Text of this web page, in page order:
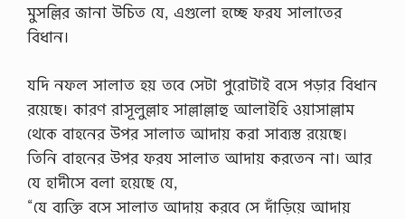
মুসল্লির জানা উচিত যে, এগুলো হচ্ছে ফরয সালাতের
বিধান।
যদি নফল সালাত হয় তবে সেটা পুরোটাই বসে পড়ার বিধান
রয়েছে। কারণ রাসূলুল্লাহ সাল্লাল্লাহু আলাইহি ওয়াসাল্লাম
থেকে বাহনের উপর সালাত আদায় করা সাব্যস্ত রয়েছে।
তিনি বাহনের উপর ফরয সালাত আদায় করতেন না। আর
যে হাদীসে বলা হয়েছে যে,
“যে ব্যক্তি বসে সালাত আদায় করবে সে দাঁড়িয়ে আদায়